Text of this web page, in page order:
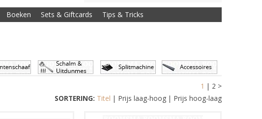
Boeken Sets & Giftcards Tips & Tricks
1 | 2 >
SORTERING: Titel | Prijs laag-hoog | Prijs hoog-laag